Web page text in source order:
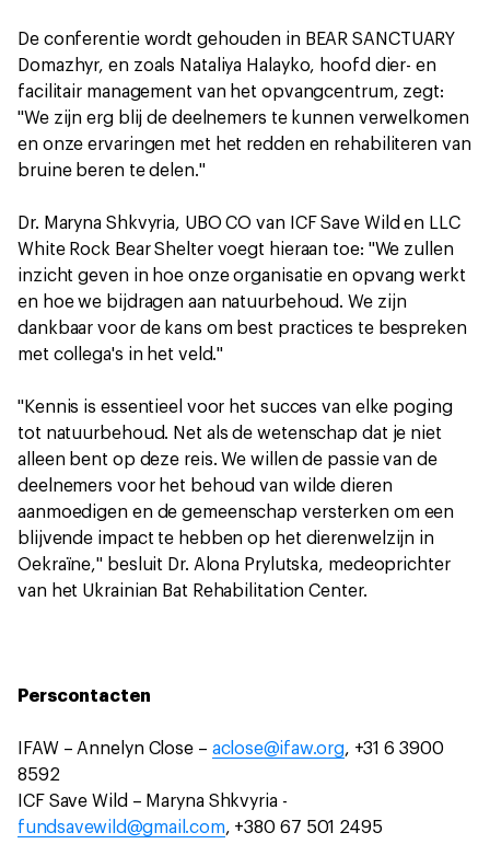
De conferentie wordt gehouden in BEAR SANCTUARY
Domazhyr, en zoals Nataliya Halayko, hoofd dier- en
facilitair management van het opvangcentrum, zegt:
"We zijn erg blij de deelnemers te kunnen verwelkomen
en onze ervaringen met het redden en rehabiliteren van
bruine beren te delen."
Dr. Maryna Shkvyria, UBO CO van ICF Save Wild en LLC
White Rock Bear Shelter voegt hieraan toe: "We zullen
inzicht geven in hoe onze organisatie en opvang werkt
en hoe we bijdragen aan natuurbehoud. We zijn
dankbaar voor de kans om best practices te bespreken
met collega's in het veld."
"Kennis is essentieel voor het succes van elke poging
tot natuurbehoud. Net als de wetenschap dat je niet
alleen bent op deze reis. We willen de passie van de
deelnemers voor het behoud van wilde dieren
aanmoedigen en de gemeenschap versterken om een
blijvende impact te hebben op het dierenwelzijn in
Oekraïne," besluit Dr. Alona Prylutska, medeoprichter
van het Ukrainian Bat Rehabilitation Center.
Perscontacten
IFAW – Annelyn Close – aclose@ifaw.org, +31 6 3900
8592
ICF Save Wild – Maryna Shkvyria -
fundsavewild@gmail.com, +380 67 501 2495